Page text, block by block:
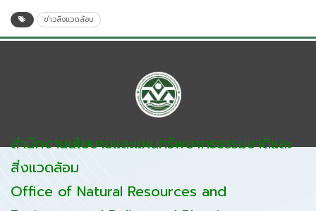
ข่าวสิ่งแวดล้อม
สำนักงานนโยบายและแผนทรัพยากรธรรมชาติและ
สิ่งแวดล้อม
Office of Natural Resources and